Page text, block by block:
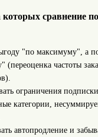
сравнение
"по максимуму", а
частоты
ограничения
категории,
автопродление и